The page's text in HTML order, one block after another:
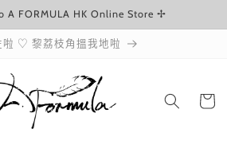
A FORMULA HK Online Store ✢
啦 ♡ 黎荔枝角搵我地啦
物